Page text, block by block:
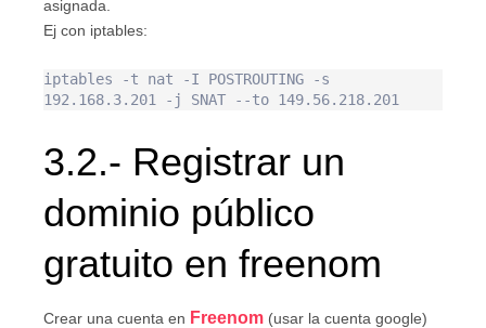
asignada.
Ej con iptables:
iptables -t nat -I POSTROUTING -s
3.2.- Registrar un
dominio público
gratuito en freenom
Crear una cuenta en Freenom (usar la cuenta google)